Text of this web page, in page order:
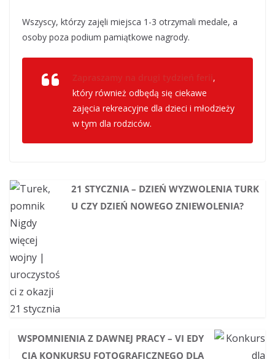
Wszyscy, którzy zajęli miejsca 1-3 otrzymali medale, a
osoby poza podium pamiątkowe nagrody.
Zapraszamy na drugi tydzień ferii ,
który również odbędą się ciekawe
zajęcia rekreacyjne dla dzieci i młodzieży
w tym dla rodziców.
21 STYCZNIA – DZIEŃ WYZWOLENIA TURK
U CZY DZIEŃ NOWEGO ZNIEWOLENIA?
WSPOMNIENIA Z DAWNEJ PRACY – VI EDY
CJA KONKURSU FOTOGRAFICZNEGO DLA